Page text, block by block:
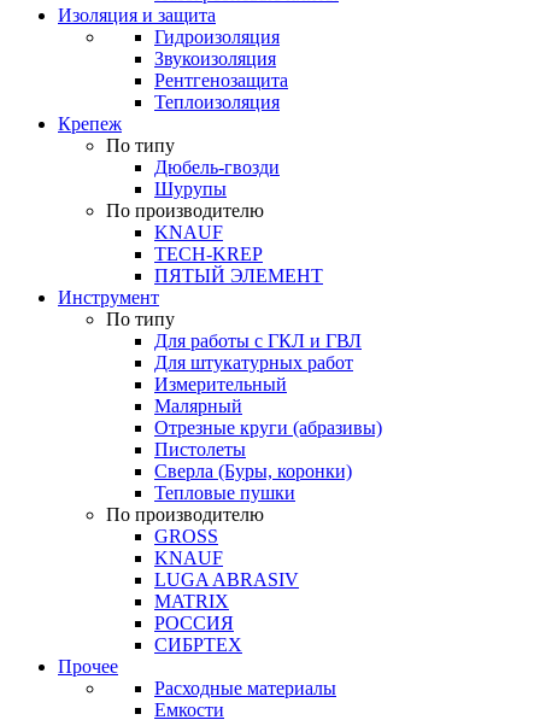
Изоляция и защита
Гидроизоляция
Звукоизоляция
Рентгенозащита
Теплоизоляция
Крепеж
По типу
Дюбель-гвозди
Шурупы
По производителю
KNAUF
TECH-KREP
ПЯТЫЙ ЭЛЕМЕНТ
Инструмент
По типу
Для работы с ГКЛ и ГВЛ
Для штукатурных работ
Измерительный
Малярный
Отрезные круги (абразивы)
Пистолеты
Сверла (Буры, коронки)
Тепловые пушки
По производителю
GROSS
KNAUF
LUGA ABRASIV
MATRIX
РОССИЯ
СИБРТЕХ
Прочее
Расходные материалы
Емкости